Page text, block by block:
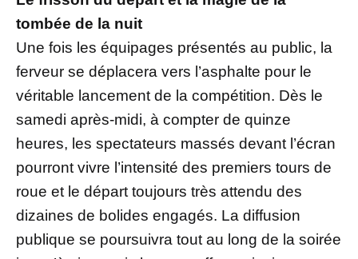
tombée de la nuit
Une fois les équipages présentés au public, la
ferveur se déplacera vers l’asphalte pour le
véritable lancement de la compétition. Dès le
samedi après-midi, à compter de quinze
heures, les spectateurs massés devant l’écran
pourront vivre l’intensité des premiers tours de
roue et le départ toujours très attendu des
dizaines de bolides engagés. La diffusion
publique se poursuivra tout au long de la soirée